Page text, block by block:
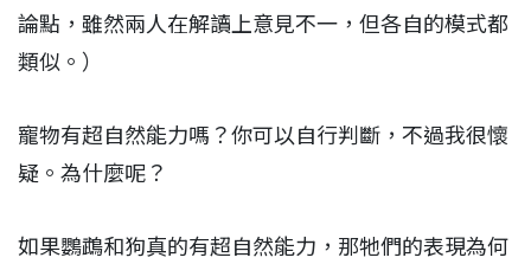
論點，雖然兩人在解讀上意見不一，但各自的模式都
類似。）
寵物有超自然能力嗎？你可以自行判斷，不過我很懷
疑。為什麼呢？
如果鸚鵡和狗真的有超自然能力，那牠們的表現為何